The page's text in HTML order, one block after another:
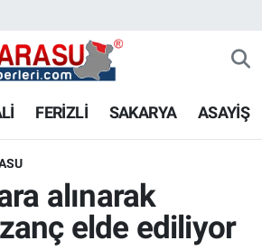
FERİZLİ SAKARYA ASAYİŞ
alınarak
elde ediliyor